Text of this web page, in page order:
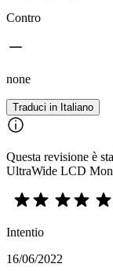
Contro
none
Traduci in Italiano
Questa revisione è
UltraWide LCD
Intentio
16/06/2022